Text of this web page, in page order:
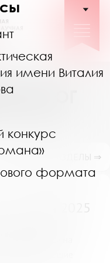
имени Виталия
конкурс
формата
июня 2025
иконописи на
содержащие
ПОДРАЗДЕЛЫ ⇒